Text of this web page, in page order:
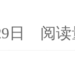
29日 阅